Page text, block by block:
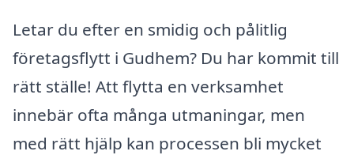
Letar du efter en smidig och pålitlig
företagsflytt i Gudhem? Du har kommit till
rätt ställe! Att flytta en verksamhet
innebär ofta många utmaningar, men
med rätt hjälp kan processen bli mycket